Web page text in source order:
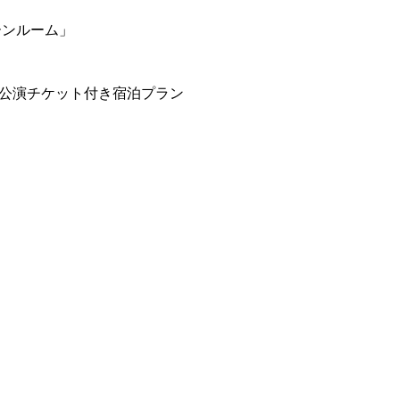
ルーム」
演チケット付き宿泊プラン